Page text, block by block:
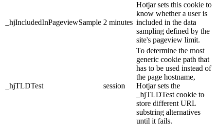
_hjIncludedInPageviewSample 2 minutes
Hotjar sets this cookie to
know whether a user is
included in the data
sampling defined by the
site's pageview limit.
_hjTLDTest session
To determine the most
generic cookie path that
has to be used instead of
the page hostname,
Hotjar sets the
_hjTLDTest cookie to
store different URL
substring alternatives
until it fails.